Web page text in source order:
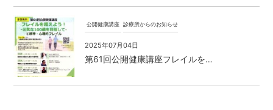
公開健康講座 診療所からのお知らせ
2025年07月04日
第61回公開健康講座フレイルを…